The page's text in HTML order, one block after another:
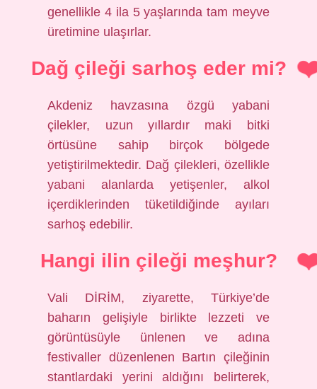
genellikle 4 ila 5 yaşlarında tam meyve
üretimine ulaşırlar.
Dağ çileği sarhoş eder mi?
Akdeniz havzasına özgü yabani
çilekler, uzun yıllardır maki bitki
örtüsüne sahip birçok bölgede
yetiştirilmektedir. Dağ çilekleri, özellikle
yabani alanlarda yetişenler, alkol
içerdiklerinden tüketildiğinde ayıları
sarhoş edebilir.
Hangi ilin çileği meşhur?
Vali DİRİM, ziyarette, Türkiye’de
baharın gelişiyle birlikte lezzeti ve
görüntüsüyle ünlenen ve adına
festivaller düzenlenen Bartın çileğinin
stantlardaki yerini aldığını belirterek,